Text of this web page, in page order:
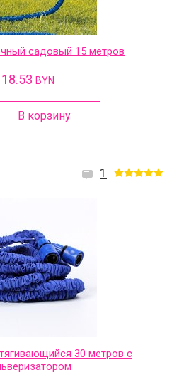
садовый 15 метров
18.53 BYN
В корзину
1
30 метров с